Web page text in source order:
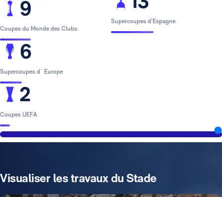
9
Coupes du Monde des Clubs
6
Supercoupes d´ Europe
2
Coupes UEFA
Supercoupes d’Espagne
Visualiser les travaux du Stade